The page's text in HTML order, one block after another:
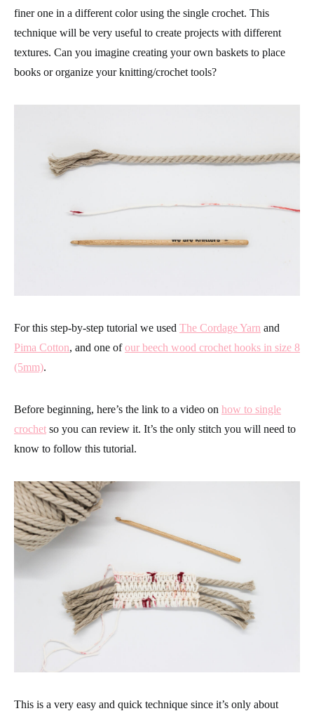
finer one in a different color using the single crochet. This
technique will be very useful to create projects with different
textures. Can you imagine creating your own baskets to place
books or organize your knitting/crochet tools?
For this step-by-step tutorial we used The Cordage Yarn and
Pima Cotton, and one ofour beech wood crochet hooks in size 8
(5mm).
Before beginning, here’s the link to a video on how to single
crochet so you can review it. It’s the only stitch you will need to
know to follow this tutorial.
This is a very easy and quick technique since it’s only about